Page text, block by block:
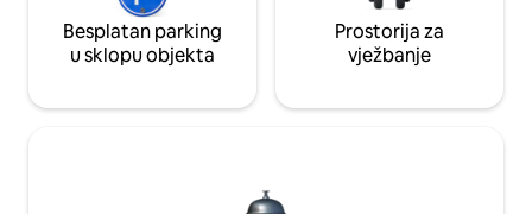
Besplatan parking
u sklopu objekta
Prostorija za
vježbanje